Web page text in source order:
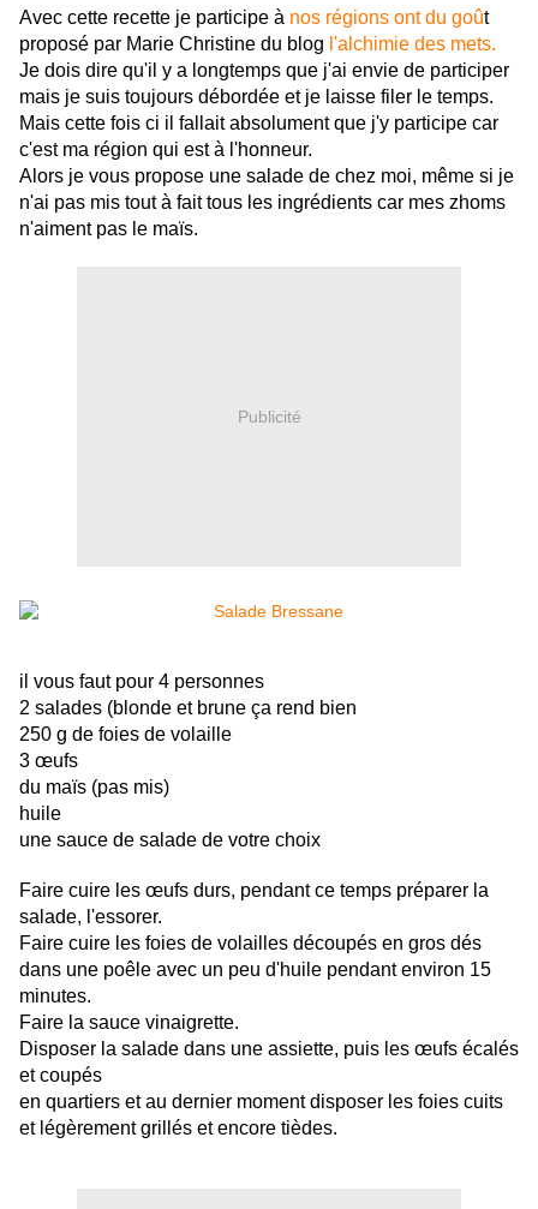
Avec cette recette je participe à nos régions ont du goût
proposé par Marie Christine du blog l'alchimie des mets.
Je dois dire qu'il y a longtemps que j'ai envie de participer
mais je suis toujours débordée et je laisse filer le temps.
Mais cette fois ci il fallait absolument que j'y participe car
c'est ma région qui est à l'honneur.
Alors je vous propose une salade de chez moi, même si je
n'ai pas mis tout à fait tous les ingrédients car mes zhoms
n'aiment pas le maïs.
Publicité
il vous faut pour 4 personnes
2 salades (blonde et brune ça rend bien
250 g de foies de volaille
3 œufs
du maïs (pas mis)
huile
une sauce de salade de votre choix
Faire cuire les œufs durs, pendant ce temps préparer la
salade, l'essorer.
Faire cuire les foies de volailles découpés en gros dés
dans une poêle avec un peu d'huile pendant environ 15
minutes.
Faire la sauce vinaigrette.
Disposer la salade dans une assiette, puis les œufs écalés
et coupés
en quartiers et au dernier moment disposer les foies cuits
et légèrement grillés et encore tièdes.